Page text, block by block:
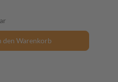
den Warenkorb